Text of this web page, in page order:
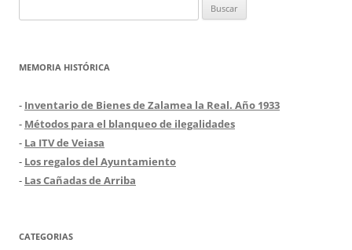
MEMORIA HISTÓRICA
- Inventario de Bienes de Zalamea la Real. Año 1933
- Métodos para el blanqueo de ilegalidades
- La ITV de Veiasa
- Los regalos del Ayuntamiento
- Las Cañadas de Arriba
CATEGORIAS